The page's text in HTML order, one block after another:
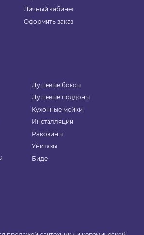
Личный кабинет
Оформить заказ
Душевые боксы
Душевые поддоны
Кухонные мойки
Инсталляции
Раковины
Унитазы
Биде